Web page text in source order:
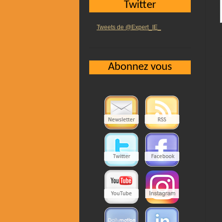
Twitter
Tweets de @Expert_IE_
Abonnez vous